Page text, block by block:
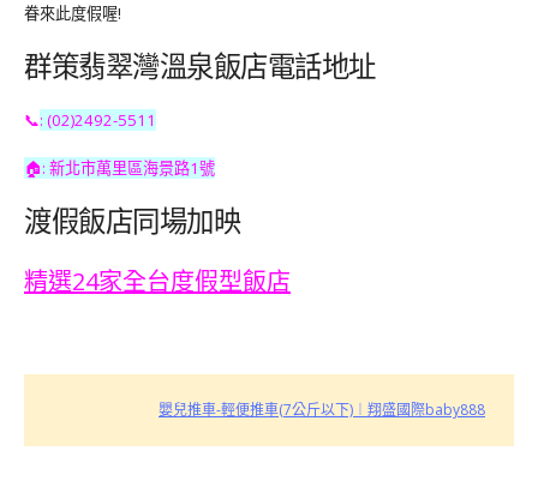
眷來此度假喔!
群策翡翠灣溫泉飯店電話地址
📞: (02)2492-5511
🏠: 新北市萬里區海景路1號
渡假飯店同場加映
精選24家全台度假型飯店
嬰兒推車-輕便推車(7公斤以下)︱翔盛國際baby888